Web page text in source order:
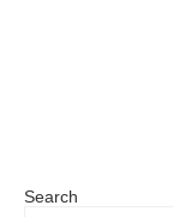
Search